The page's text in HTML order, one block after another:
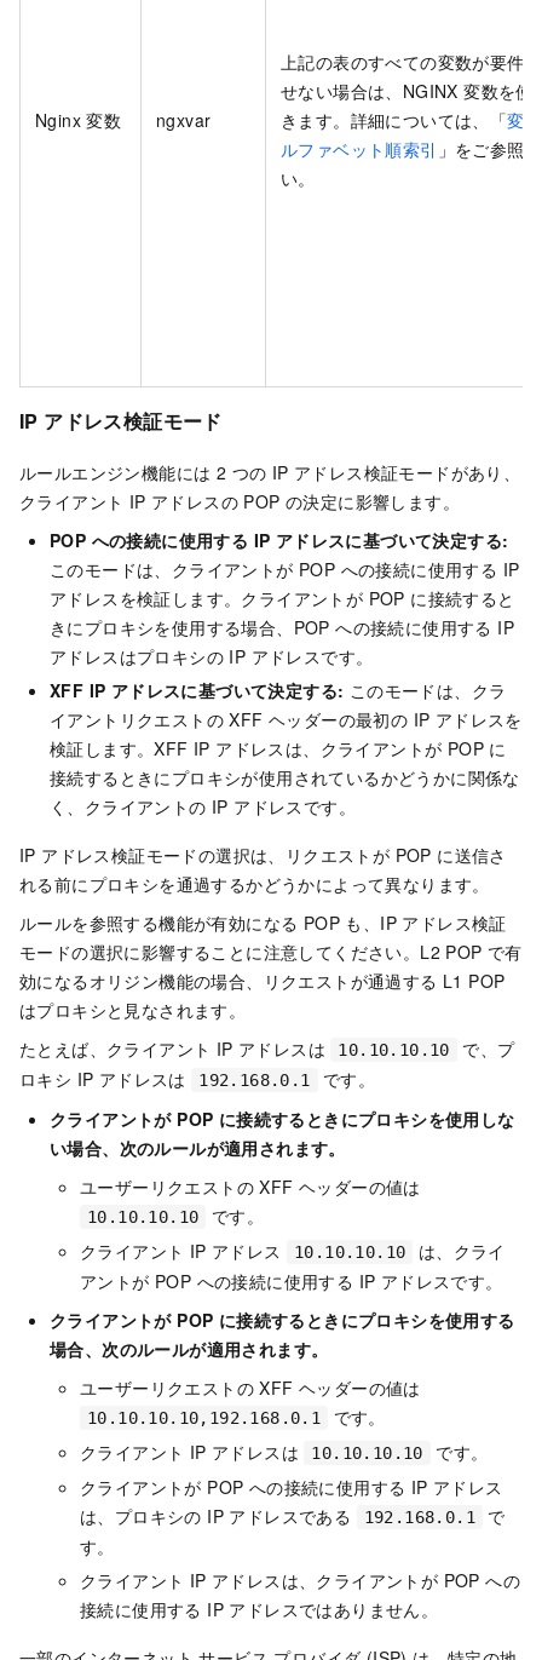
Nginx 変数 ngxvar
上記の表のすべての変数が要件
せない場合は、NGINX 変数を使
きます。詳細については、「変
ルファベット順索引 」をご参照
い。
IP アドレス検証モード
ルールエンジン機能には 2 つの IP アドレス検証モードがあり、
クライアント IP アドレスの POP の決定に影響します。
POP への接続に使用する IP アドレスに基づいて決定する:
このモードは、クライアントが POP への接続に使用する IP
アドレスを検証します。クライアントが POP に接続すると
きにプロキシを使用する場合、POP への接続に使用する IP
アドレスはプロキシの IP アドレスです。
XFF IP アドレスに基づいて決定する: このモードは、クラ
イアントリクエストの XFF ヘッダーの最初の IP アドレスを
検証します。XFF IP アドレスは、クライアントが POP に
接続するときにプロキシが使用されているかどうかに関係な
く、クライアントの IP アドレスです。
IP アドレス検証モードの選択は、リクエストが POP に送信さ
れる前にプロキシを通過するかどうかによって異なります。
ルールを参照する機能が有効になる POP も、IP アドレス検証
モードの選択に影響することに注意してください。L2 POP で有
効になるオリジン機能の場合、リクエストが通過する L1 POP
はプロキシと見なされます。
たとえば、クライアント IP アドレスは
10.10.10.10
で、プ
ロキシ IP アドレスは
192.168.0.1
です。
クライアントが POP に接続するときにプロキシを使用しな
い場合、次のルールが適用されます。
ユーザーリクエストの XFF ヘッダーの値は
10.10.10.10
です。
クライアント IP アドレス
10.10.10.10
は、クライ
アントが POP への接続に使用する IP アドレスです。
クライアントが POP に接続するときにプロキシを使用する
場合、次のルールが適用されます。
ユーザーリクエストの XFF ヘッダーの値は
10.10.10.10,192.168.0.1
です。
クライアント IP アドレスは
10.10.10.10
です。
クライアントが POP への接続に使用する IP アドレス
は、プロキシの IP アドレスである
192.168.0.1
で
す。
クライアント IP アドレスは、クライアントが POP への
接続に使用する IP アドレスではありません。